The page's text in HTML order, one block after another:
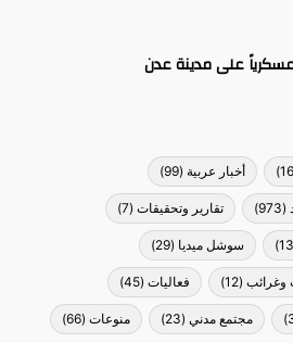
على مدينة عدن
أخبار عربية (99)
(973) تقارير وتحقيقات (7)
سوشل ميديا (29)
وغرائب (12) فعاليات (45)
مجتمع مدني (23) منوعات (66)